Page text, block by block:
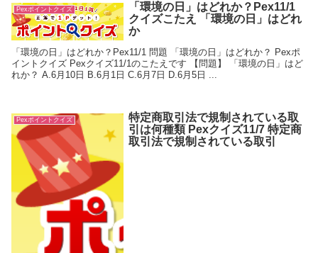
Pexポイントクイズ
「環境の日」はどれか？Pex11/1
クイズこたえ 「環境の日」はどれ
か
「環境の日」はどれか？Pex11/1 問題 「環境の日」はどれか？ Pexポ
イントクイズ Pexクイズ11/1のこたえです 【問題】 「環境の日」はど
れか？ A.6月10日 B.6月1日 C.6月7日 D.6月5日 ...
Pexポイントクイズ
特定商取引法で規制されている取
引は何種類 Pexクイズ11/7 特定商
取引法で規制されている取引